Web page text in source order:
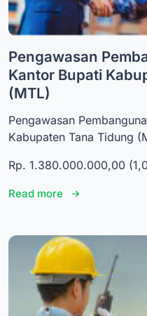
Pengawasan
Kantor Bupati
(MTL)
Pengawasan
Kabupaten Tana Tidung
Rp. 1.380.000.000,00
Read more